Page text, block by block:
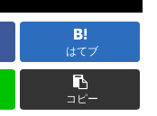
はてブ
コピー